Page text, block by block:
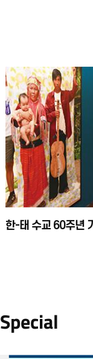
한-태 수교 60주년
Special